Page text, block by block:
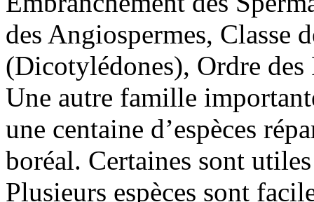
des Angiospermes, Classe
(Dicotylédones), Ordre des
Une autre famille
une centaine d’espèces
boréal. Certaines sont
Plusieurs espèces sont